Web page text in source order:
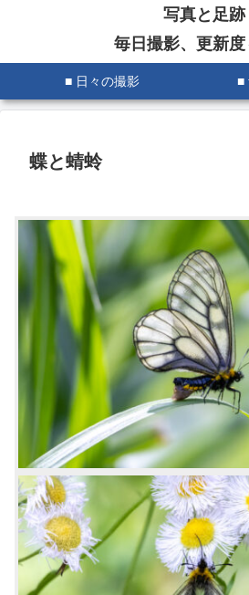
写真と足跡
毎日撮影、更新
■ 日々の撮影 ■
蝶と蜻蛉